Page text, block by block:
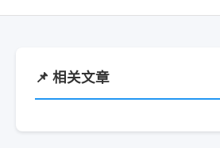
📌 相关文章